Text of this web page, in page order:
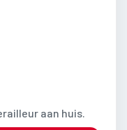
aan huis.